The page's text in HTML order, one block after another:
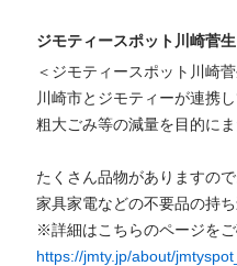
ジモティースポット川崎菅生
＜ジモティースポット川崎
川崎市とジモティーが連携
粗⼤ごみ等の減量を⽬的に
たくさん品物がありますの
家具家電などの不要品の持ち
https://jmty.jp/about/